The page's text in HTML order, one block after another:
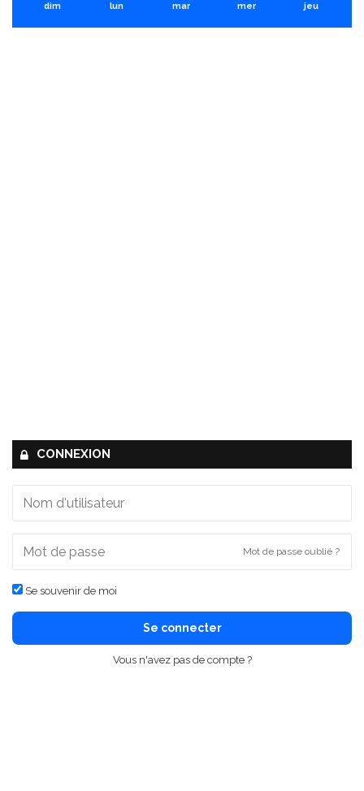
dim lun mar mer jeu
CONNEXION
Mot de passe oublié ?
Se souvenir de moi
Se connecter
Vous n'avez pas de compte ?